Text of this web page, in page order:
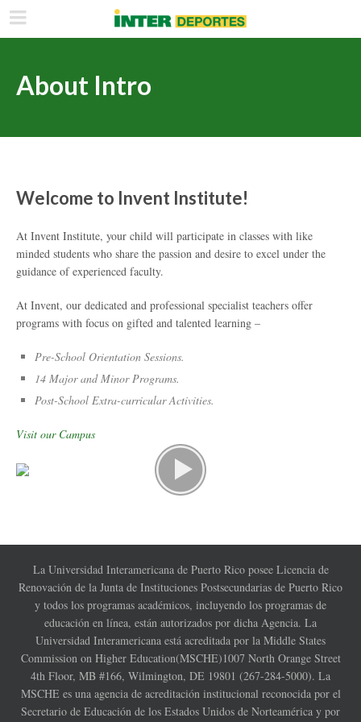
About Intro
Welcome to Invent Institute!
At Invent Institute, your child will participate in classes with like
minded students who share the passion and desire to excel under the
guidance of experienced faculty.
At Invent, our dedicated and professional specialist teachers offer
programs with focus on gifted and talented learning –
Pre-School Orientation Sessions.
14 Major and Minor Programs.
Post-School Extra-curricular Activities.
Visit our Campus
La Universidad Interamericana de Puerto Rico posee Licencia de
Renovación de la Junta de Instituciones Postsecundarias de Puerto Rico
y todos los programas académicos, incluyendo los programas de
educación en línea, están autorizados por dicha Agencia. La
Universidad Interamericana está acreditada por la Middle States
Commission on Higher Education(MSCHE)1007 North Orange Street
4th Floor, MB #166, Wilmington, DE 19801 (267-284-5000). La
MSCHE es una agencia de acreditación institucional reconocida por el
Secretario de Educación de los Estados Unidos de Norteamérica y por